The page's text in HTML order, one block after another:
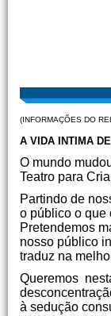
(INFORMAÇÕES DO
A VIDA INTIMA
O mundo
Teatro para
Partindo de
o público o que
Pretendemos
nosso público
traduz na
Queremos
à sedução